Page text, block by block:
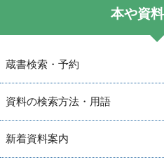
本や資
蔵書検索・予約
資料の検索方法・用語
新着資料案内